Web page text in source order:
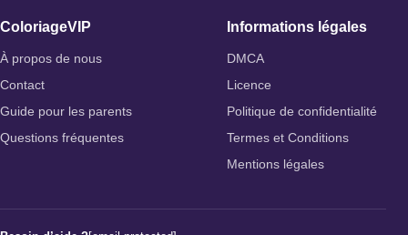
ColoriageVIP
À propos de nous
Contact
Guide pour les parents
Questions fréquentes
Informations légales
DMCA
Licence
Politique de confidentialité
Termes et Conditions
Mentions légales